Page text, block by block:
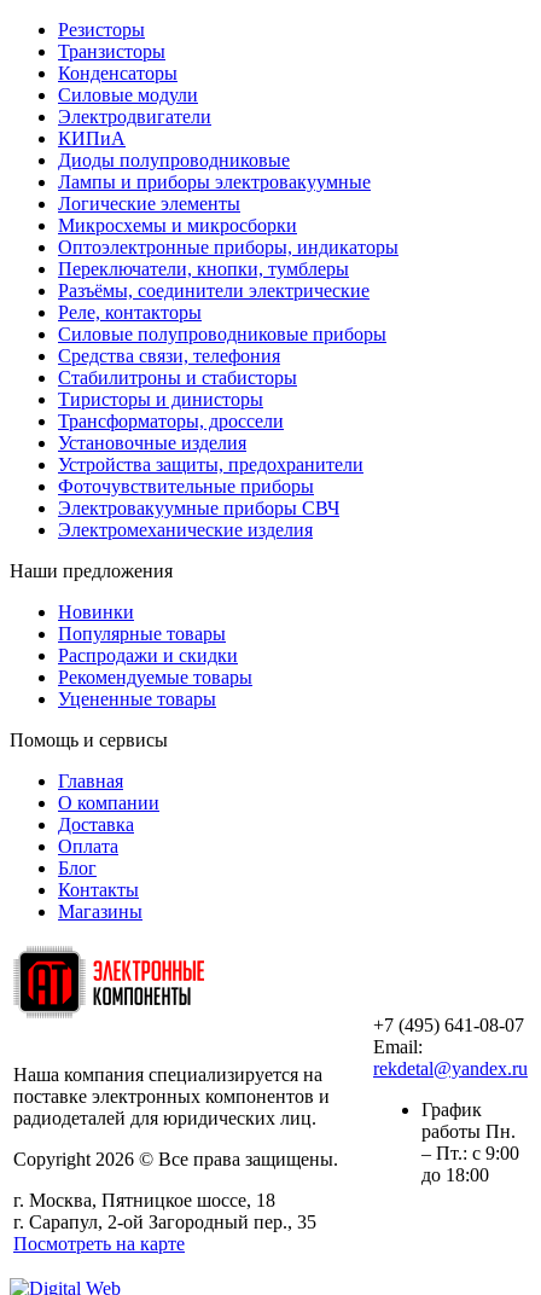
Резисторы
Транзисторы
Конденсаторы
Силовые модули
Электродвигатели
КИПиА
Диоды полупроводниковые
Лампы и приборы электровакуумные
Логические элементы
Микросхемы и микросборки
Оптоэлектронные приборы, индикаторы
Переключатели, кнопки, тумблеры
Разъёмы, соединители электрические
Реле, контакторы
Силовые полупроводниковые приборы
Средства связи, телефония
Стабилитроны и стабисторы
Тиристоры и динисторы
Трансформаторы, дроссели
Установочные изделия
Устройства защиты, предохранители
Фоточувствительные приборы
Электровакуумные приборы СВЧ
Электромеханические изделия
Наши предложения
Новинки
Популярные товары
Распродажи и скидки
Рекомендуемые товары
Уцененные товары
Помощь и сервисы
Главная
О компании
Доставка
Оплата
Блог
Контакты
Магазины
Наша компания специализируется на
поставке электронных компонентов и
радиодеталей для юридических лиц.
Copyright 2026 © Все права защищены.
г. Москва, Пятницкое шоссе, 18
г. Сарапул, 2-ой Загородный пер., 35
Посмотреть на карте
+7 (495) 641-08-07
Email:
rekdetal@yandex.ru
График
работы Пн.
– Пт.: с 9:00
до 18:00